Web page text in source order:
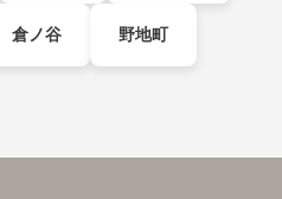
倉ノ谷 野地町